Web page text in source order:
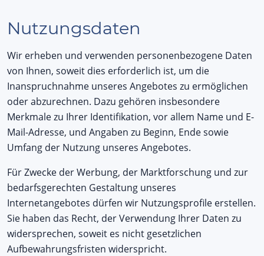
Nutzungsdaten
Wir erheben und verwenden personenbezogene Daten
von Ihnen, soweit dies erforderlich ist, um die
Inanspruchnahme unseres Angebotes zu ermöglichen
oder abzurechnen. Dazu gehören insbesondere
Merkmale zu Ihrer Identifikation, vor allem Name und E-
Mail-Adresse, und Angaben zu Beginn, Ende sowie
Umfang der Nutzung unseres Angebotes.
Für Zwecke der Werbung, der Marktforschung und zur
bedarfsgerechten Gestaltung unseres
Internetangebotes dürfen wir Nutzungsprofile erstellen.
Sie haben das Recht, der Verwendung Ihrer Daten zu
widersprechen, soweit es nicht gesetzlichen
Aufbewahrungsfristen widerspricht.